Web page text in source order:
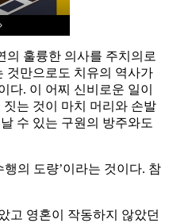
의 훌륭한 의사를 주치의로
것만으로도 치유의 역사가
다. 이 어찌 신비로운 일이
는 것이 마치 머리와 손발
수 있는 구원의 방주와도
의 도량’이라는 것이다. 참
고 영혼이 작동하지 않았던